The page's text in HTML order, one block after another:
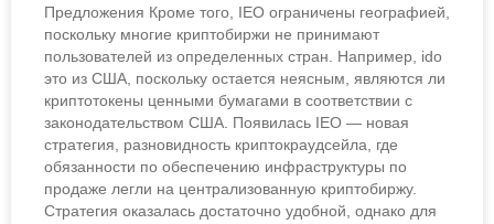
Предложения Кроме того, IEO ограничены географией,
поскольку многие криптобиржи не принимают
пользователей из определенных стран. Например, ido
это из США, поскольку остается неясным, являются ли
криптотокены ценными бумагами в соответствии с
законодательством США. Появилась IEO — новая
стратегия, разновидность криптокраудсейла, где
обязанности по обеспечению инфраструктуры по
продаже легли на централизованную криптобиржу.
Стратегия оказалась достаточно удобной, однако для